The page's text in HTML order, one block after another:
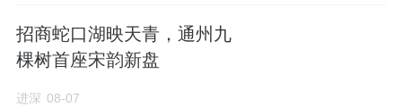
招商蛇口湖映天青，通州九
棵树首座宋韵新盘
进深 08-07